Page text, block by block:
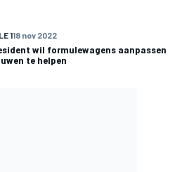
118 nov 2022
wil formulewagens aanpassen
te helpen